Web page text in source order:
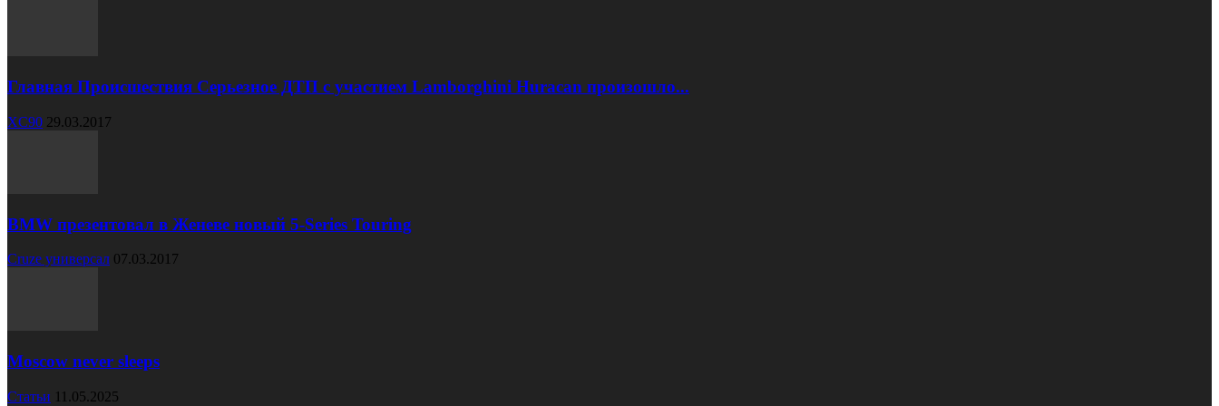
Главная Происшествия Серьезное ДТП с участием Lamborghini Huracan произошло...
XC90 29.03.2017
BMW презентовал в Женеве новый 5-Series Touring
Cruze универсал 07.03.2017
Moscow never sleeps
Статьи 11.05.2025